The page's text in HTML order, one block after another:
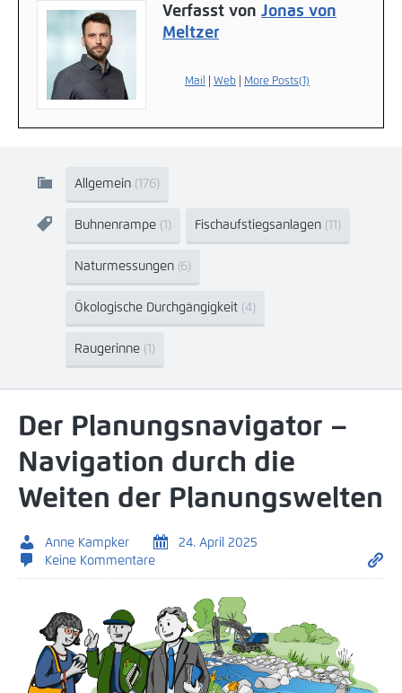
Verfasst von Jonas von
Meltzer
Mail Web More Posts(1)
Allgemein (176)
Buhnenrampe (1) Fischaufstiegsanlagen (11)
Naturmessungen (6)
Ökologische Durchgängigkeit (4)
Raugerinne (1)
Der Planungsnavigator –
Navigation durch die
Weiten der Planungswelten
Anne Kampker
24. April 2025
Keine Kommentare